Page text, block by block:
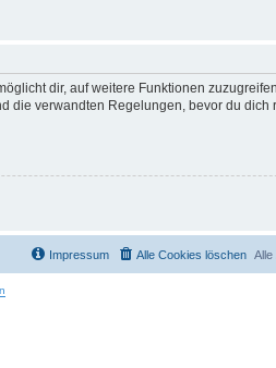
dir, auf weitere Funktionen
die verwandten Regelungen, bevor du dich
Alle
Alle Cookies löschen
Impressum